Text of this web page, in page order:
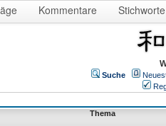
Kommentare Stichworte
Suche
Thema